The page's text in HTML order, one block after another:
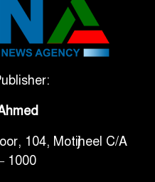
৩ ম্যাচে গোল ভিনির, ইতিহাস
জিতবে ব্রাজিল
৩শ কেজি বই বিক্রির
পর মালিকানা
কঠোর নির্দেশনা
104, Motijheel C/A
1000